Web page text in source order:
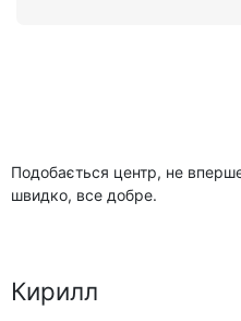
Подобається центр, не
швидко, все добре.
Кирилл